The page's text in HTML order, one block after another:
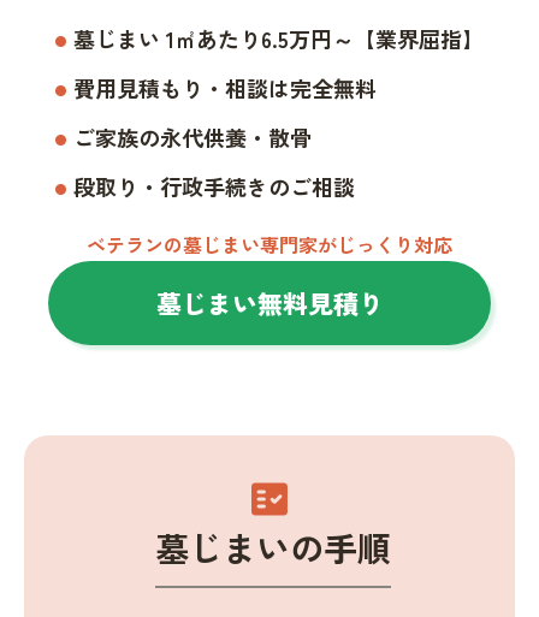
墓じまい 1㎡あたり6.5万円～【業界屈指】
費用見積もり・相談は完全無料
ご家族の永代供養・散骨
段取り・行政手続きのご相談
ベテランの墓じまい専門家がじっくり対応
墓じまい無料見積り
fact_check
墓じまいの手順